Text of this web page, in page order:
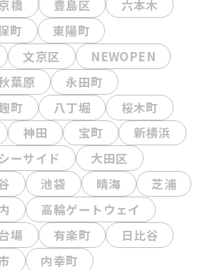
橋 豊島区
六本木
町
東陽町
文京区
NEWOPEN
葉原
永田町
町 八丁堀
桜木町
神田 宝町
新横浜
ーサイド
大田区
池袋 晴海
芝浦
高輪ゲートウェイ
場 有楽町
日比谷
内幸町